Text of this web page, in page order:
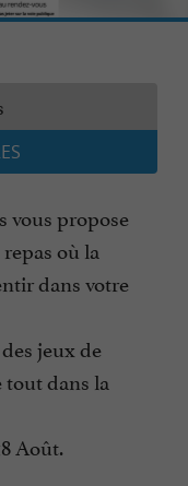
vous propose
où la
dans votre
jeux de
tout dans la
Août.